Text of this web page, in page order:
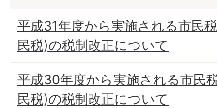
平成31年度から実施される市民
民税)の税制改正について
平成30年度から実施される市民
民税)の税制改正について